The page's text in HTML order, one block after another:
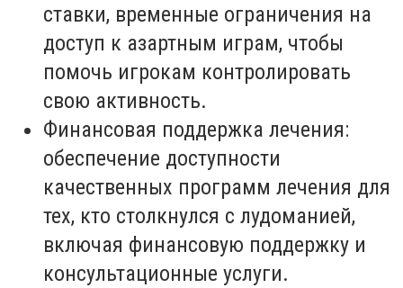
ставки, временные ограничения на
доступ к азартным играм, чтобы
помочь игрокам контролировать
свою активность.
Финансовая поддержка лечения:
обеспечение доступности
качественных программ лечения для
тех, кто столкнулся с лудоманией,
включая финансовую поддержку и
консультационные услуги.